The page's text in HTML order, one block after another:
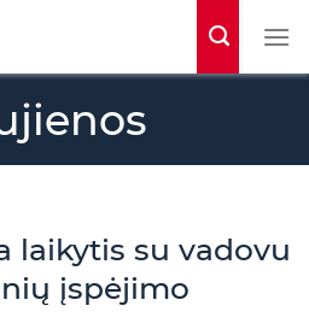
laikytis su vadovu
įspėjimo